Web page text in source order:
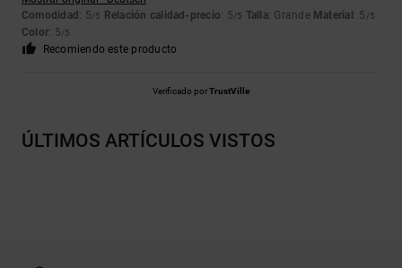
Comodidad : 5/5 Relación calidad-precio: 5/5 Talla: Grande Material : 5 /5
Color: 5/5
Recomiendo este producto
Verificado porTrustVille
ÚLTIMOS ARTÍCULOS VISTOS